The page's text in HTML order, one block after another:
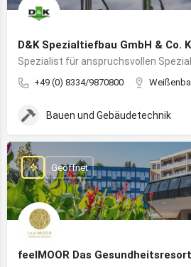
D&K Spezialtiefbau GmbH & Co.
+49 (0) 8334/9870800
Bauen und Gebäudetechnik
feelMOOR Das
Geöffnet